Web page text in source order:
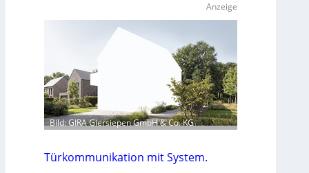
Anzeige
Bild: GIRA Giersiepen GmbH & Co. KG
Türkommunikation mit System.